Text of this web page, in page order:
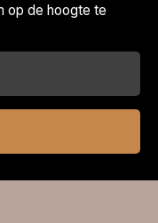
op de hoogte te